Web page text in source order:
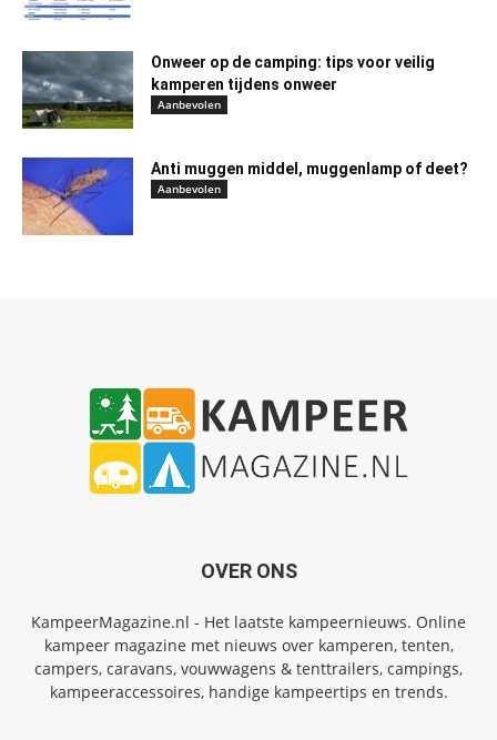
Onweer op de camping: tips voor veilig
kamperen tijdens onweer
Aanbevolen
Anti muggen middel, muggenlamp of deet?
Aanbevolen
OVER ONS
KampeerMagazine.nl - Het laatste kampeernieuws. Online
kampeer magazine met nieuws over kamperen, tenten,
campers, caravans, vouwwagens & tenttrailers, campings,
kampeeraccessoires, handige kampeertips en trends.